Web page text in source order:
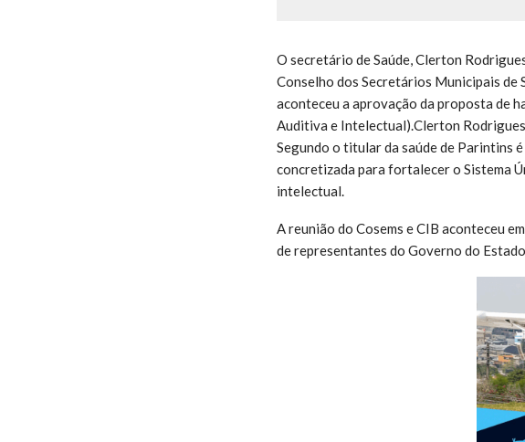
O secretário de Saúde, Clerton
Conselho dos Secretários Municipais
aconteceu a aprovação da proposta de
Auditiva e Intelectual).Clerton
Segundo o titular da saúde de Parintins
concretizada para fortalecer o Sistema
intelectual.
A reunião do Cosems e CIB aconteceu
de representantes do Governo do